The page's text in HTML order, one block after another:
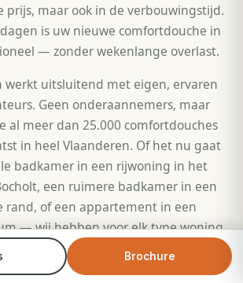
Brochure
prijs, maar ook in de verbouwingstijd.
is uw nieuwe comfortdouche in
— zonder wekenlange overlast.
werkt uitsluitend met eigen, ervaren
Geen onderaannemers, maar
al meer dan 25.000 comfortdouches
in heel Vlaanderen. Of het nu gaat
badkamer in een rijwoning in het
een ruimere badkamer in een
rand, of een appartement in een
— wij hebben voor elk type woning
een passende oplossing. Onze
snel, netjes en met respect voor uw
Brochure